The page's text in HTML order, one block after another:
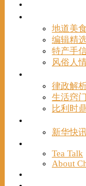
地道美食
编辑精
特产手
风俗人
律政解
生活窍门
比利时
新华快
Tea Talk
About